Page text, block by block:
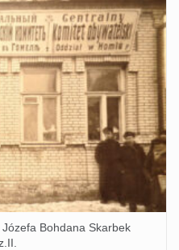
Bohdana Skarbek